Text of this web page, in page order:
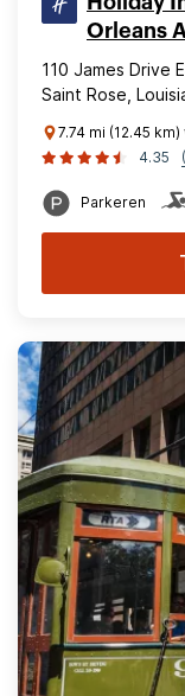
Orleans
110 James Drive
Saint Rose,
7.74 mi (12.45
4.35
Parkeren